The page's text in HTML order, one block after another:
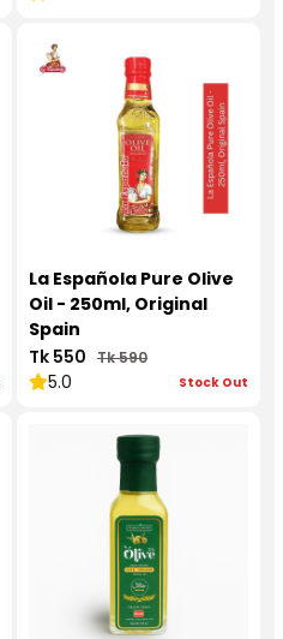
La Española Pure Olive
Oil - 250ml, Original
Spain
Tk 550 Tk 590
5.0 Stock Out